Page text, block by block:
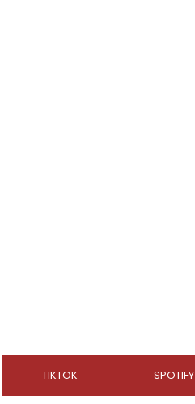
TIKTOK SPOTIFY